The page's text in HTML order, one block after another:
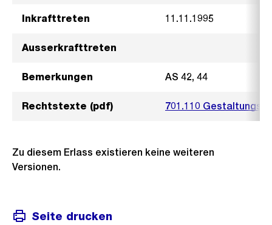
Inkrafttreten 11.11.1995
Ausserkrafttreten
Bemerkungen AS 42, 44
Rechtstexte (pdf) 701.110
Zu diesem Erlass existieren keine weiteren
Versionen.
Seite drucken